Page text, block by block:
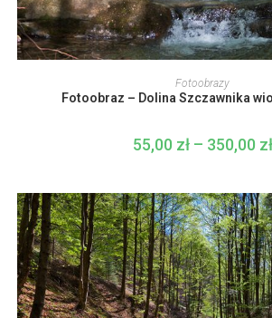
WYBIERZ OPCJE
produkt
ma
wiele
można
wybrać
produktu
Fotoobrazy
Fotoobraz – Dolina Szczawnika
55,00 zł – 350,00 zł